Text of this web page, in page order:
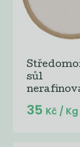
sůl
35 Kč / Kg